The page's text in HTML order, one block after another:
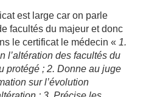
est large car on parle
facultés du majeur et donc
le certificat le médecin « 1.
l’altération des facultés du
protégé ; 2. Donne au juge
sur l’évolution